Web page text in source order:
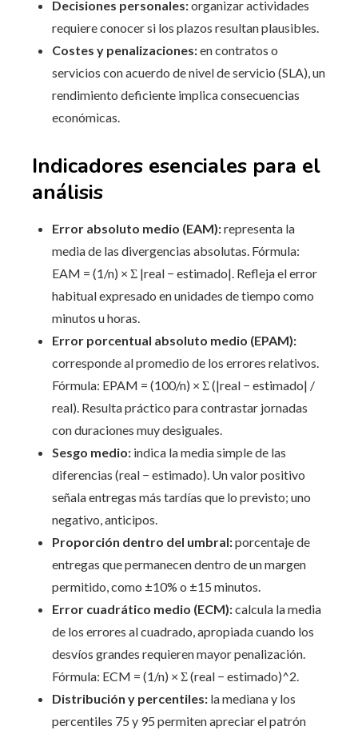
Decisiones personales:organizar actividades
requiere conocer si los plazos resultan plausibles.
Costes y penalizaciones:en contratos o
servicios con acuerdo de nivel de servicio (SLA), un
rendimiento deficiente implica consecuencias
económicas.
Indicadores esenciales para el
análisis
Error absoluto medio (EAM):representa la
media de las divergencias absolutas. Fórmula:
EAM = (1/n) × Σ |real − estimado|. Refleja el error
habitual expresado en unidades de tiempo como
minutos u horas.
Error porcentual absoluto medio (EPAM):
corresponde al promedio de los errores relativos.
Fórmula: EPAM = (100/n) × Σ (|real − estimado| /
real). Resulta práctico para contrastar jornadas
con duraciones muy desiguales.
Sesgo medio: indica la media simple de las
diferencias (real − estimado). Un valor positivo
señala entregas más tardías que lo previsto; uno
negativo, anticipos.
Proporción dentro del umbral:porcentaje de
entregas que permanecen dentro de un margen
permitido, como ±10% o ±15 minutos.
Error cuadrático medio (ECM):calcula la media
de los errores al cuadrado, apropiada cuando los
desvíos grandes requieren mayor penalización.
Fórmula: ECM = (1/n) × Σ (real − estimado)^2.
Distribución y percentiles: la mediana y los
percentiles 75 y 95 permiten apreciar el patrón